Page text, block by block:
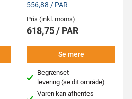
556,88 / PAR
Pris (inkl. moms)
618,75 / PAR
Se mere
Begrænset
levering(se dit område)
Varen kan afhentes